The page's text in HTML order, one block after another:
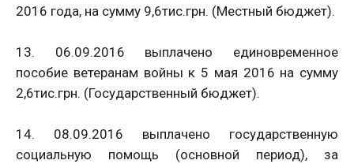
2016 года, на сумму 9,6тис.грн. (Местный бюджет).
13. 06.09.2016 выплачено единовременное
пособие ветеранам войны к 5 мая 2016 на сумму
2,6тис.грн. (Государственный бюджет).
14. 08.09.2016 выплачено государственную
социальную помощь (основной период), за